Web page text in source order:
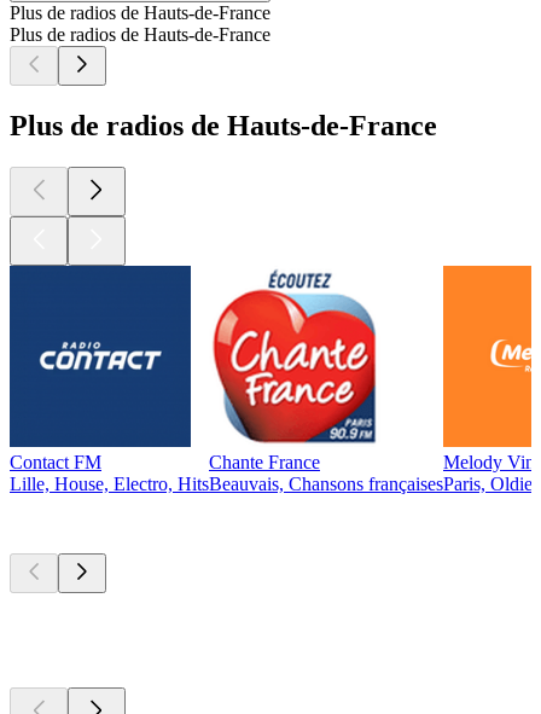
Plus de radios de Hauts-de-France
Plus de radios de Hauts-de-France
Plus de radios de Hauts-de-France
Contact FM
Lille, House, Electro, Hits
Chante France
Beauvais, Chansons françaises
Melody
Paris,